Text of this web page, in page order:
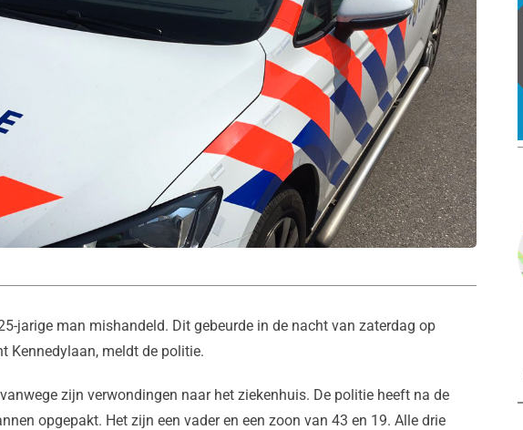
jarige man mishandeld. Dit gebeurde in de nacht van zaterdag op
Kennedylaan, meldt de politie.
zijn verwondingen naar het ziekenhuis. De politie heeft na de
opgepakt. Het zijn een vader en een zoon van 43 en 19. Alle drie